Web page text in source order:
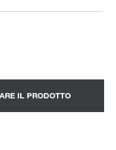
IL PRODOTTO